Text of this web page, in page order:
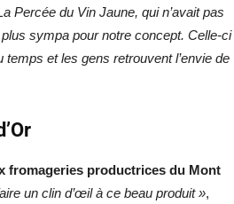
Percée du Vin Jaune, qui n’avait pas
sympa pour notre concept. Celle-ci
temps et les gens retrouvent l’envie de
fromageries productrices du Mont
un clin d’œil à ce beau produit »,